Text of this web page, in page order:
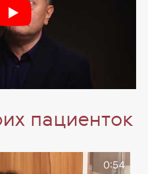
пациенток